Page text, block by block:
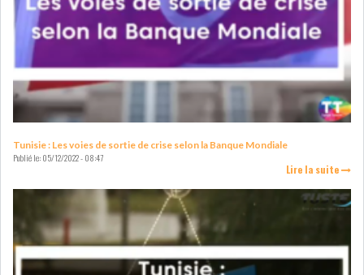
ZOOM ENTREPRISE
ARCHIVES DES COURS
HISTORIQUE ANALYSES HEBDOMADAIRES
GRAPHIQUE TUNINDEX
Tunisie : Les voies de sortie de crise selon la Banque Mondiale
Publié le:05/12/2022 - 08:47
Lire la suite